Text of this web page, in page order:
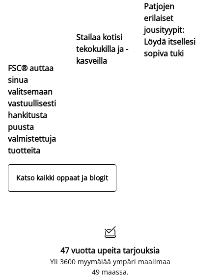
FSC® auttaa
sinua
valitsemaan
vastuullisesti
hankitusta
puusta
valmistettuja
tuotteita
Stailaa kotisi
tekokukilla ja -
kasveilla
Patjojen
erilaiset
jousityypit:
Löydä itsellesi
sopiva tuki
Katso kaikki oppaat ja blogit

47 vuotta upeita tarjouksia
Yli 3600 myymälää ympäri maailmaa
49 maassa.